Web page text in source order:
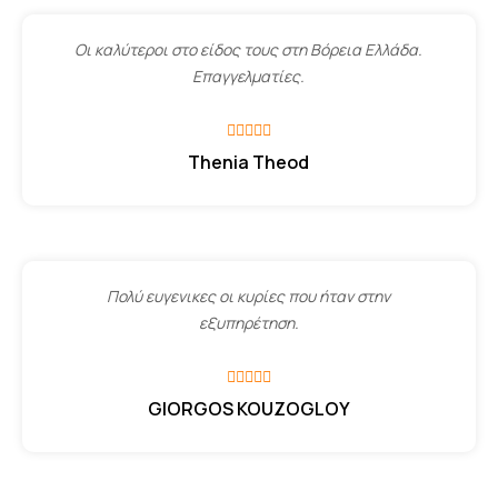
Οι καλύτεροι στο είδος τους στη Βόρεια Ελλάδα.
Επαγγελματίες.
Thenia Theod
Πολύ ευγενικες οι κυρίες που ήταν στην
εξυπηρέτηση.
GIORGOS KOUZOGLOY